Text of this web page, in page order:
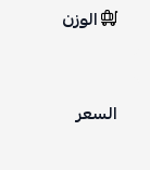
الوزن
السعر